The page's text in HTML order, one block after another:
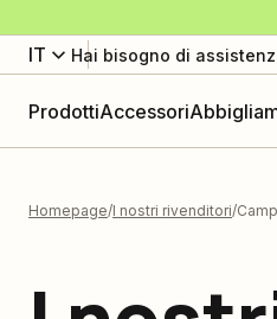
IT Hai bisogno di
ProdottiAccessori
Homepage I nostri rivenditori